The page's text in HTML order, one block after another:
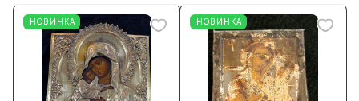
НОВИНКА НОВИНКА